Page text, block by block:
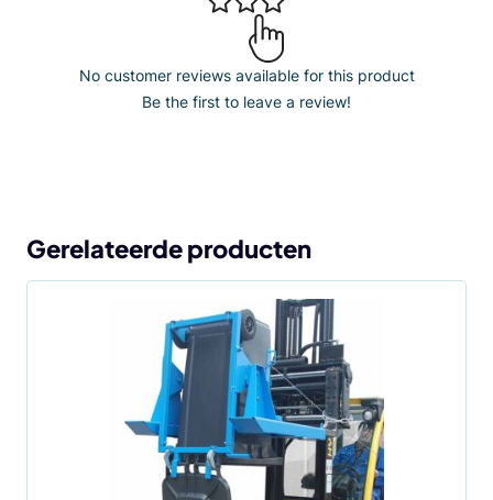
No customer reviews available for this product
Be the first to leave a review!
Gerelateerde producten